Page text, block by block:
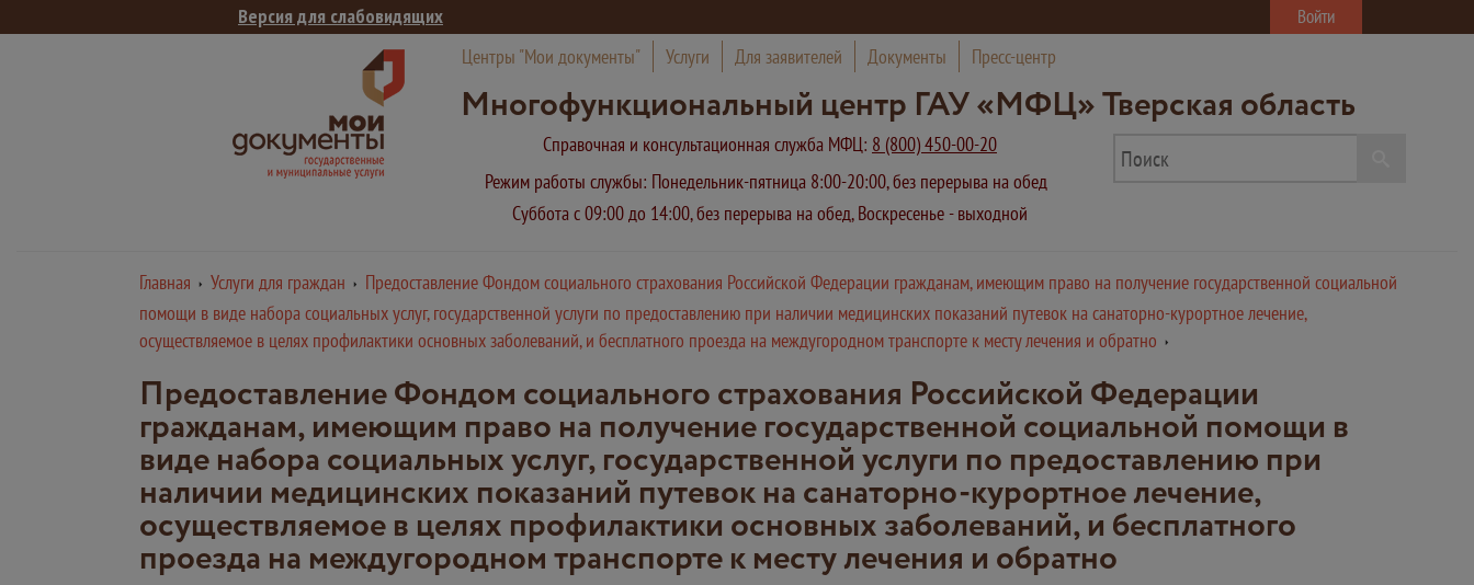
Версия для слабовидящих Войти
Центры "Мои документы" Услуги Для заявителей Документы Пресс-центр
Многофункциональный центр ГАУ «МФЦ» Тверская область
Справочная и консультационная служба МФЦ: 8 (800) 450-00-20
Режим работы службы: Понедельник-пятница 8:00-20:00, без перерыва на обед
Суббота с 09:00 до 14:00, без перерыва на обед, Воскресенье - выходной
Главная Услуги для граждан
Предоставление Фондом социального страхования Российской Федерации гражданам, имеющим право на получение государственной социальной
помощи в виде набора социальных услуг, государственной услуги по предоставлению при наличии медицинских показаний путевок на санаторно-курортное лечение,
осуществляемое в целях профилактики основных заболеваний, и бесплатного проезда на междугородном транспорте к месту лечения и обратно
Предоставление Фондом социального страхования Российской Федерации
гражданам, имеющим право на получение государственной социальной помощи в
виде набора социальных услуг, государственной услуги по предоставлению при
наличии медицинских показаний путевок на санаторно-курортное лечение,
осуществляемое в целях профилактики основных заболеваний, и бесплатного
проезда на междугородном транспорте к месту лечения и обратно